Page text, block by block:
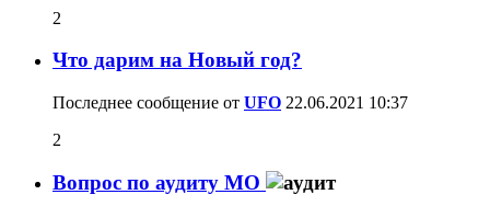
2
Что дарим на Новый год?
Последнее сообщение от UFO 22.06.2021 10:37
2
Вопрос по аудиту МО